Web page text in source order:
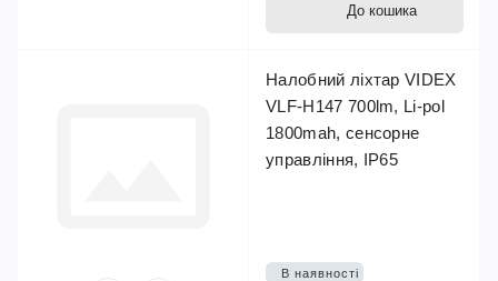
До кошика
Налобний ліхтар VIDEX
VLF-H147 700lm, Li-pol
1800mah, сенсорне
управління, IP65
В наявності